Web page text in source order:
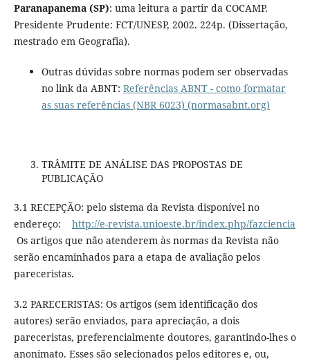
Paranapanema (SP): uma leitura a partir da COCAMP.
Presidente Prudente: FCT/UNESP, 2002. 224p. (Dissertação,
mestrado em Geografia).
Outras dúvidas sobre normas podem ser observadas
no link da ABNT: Referências ABNT - como formatar
as suas referências (NBR 6023) (normasabnt.org)
TRÂMITE DE ANÁLISE DAS PROPOSTAS DE
PUBLICAÇÃO
3.1 RECEPÇÃO: pelo sistema da Revista disponível no
endereço: http://e-revista.unioeste.br/index.php/fazciencia
Os artigos que não atenderem às normas da Revista não
serão encaminhados para a etapa de avaliação pelos
pareceristas.
3.2 PARECERISTAS: Os artigos (sem identificação dos
autores) serão enviados, para apreciação, a dois
pareceristas, preferencialmente doutores, garantindo-lhes o
anonimato. Esses são selecionados pelos editores e, ou,